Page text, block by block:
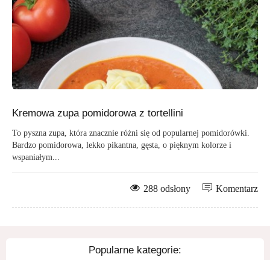
Kremowa zupa pomidorowa z tortellini
To pyszna zupa, która znacznie różni się od popularnej pomidorówki.
Bardzo pomidorowa, lekko pikantna, gęsta, o pięknym kolorze i
wspaniałym...
Komentarz
288 odsłony
Popularne kategorie: